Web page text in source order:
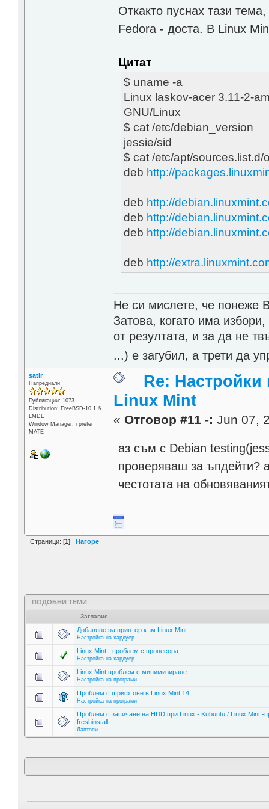
Откакто пуснах тази
Fedora - доста. В Linux
Цитат
$ uname -a
Linux laskov-acer 3.11-2-
GNU/Linux
$ cat /etc/debian_version
jessie/sid
$ cat /etc/apt/
deb http://
deb http://
deb http://
deb http://
deb http://
Не си мислете, че понеже
Затова, когато има
от резултата, и за да не
...) е загубил, а трети да
satir
Напреднали
Публикации: 1073
Distribution: FreeBSD-10.1 &
LMDE
Window Manager: i prefer
MATE
Re:
Linux Mint
« Отговор #11 -: Jun 07,
аз съм с Debian
проверяваш за ъпдейти?
честотата на
Страници: [1] Нагоре
ПОДОБНИ ТЕМИ
Заглавие
Добавяне на принтер към Linux Mint
Настройка на хардуер
Linux Mint - проблем с процесора
Настройка на хардуер
Linux Mint проблем с минимизиране
Настройка на програми
Проблем с шрифтове в Linux Mint 14
Настройка на програми
Проблем с засичане на HDD при Linux - Kubuntu / Linux Mint -
freshinstall
Лаптопи